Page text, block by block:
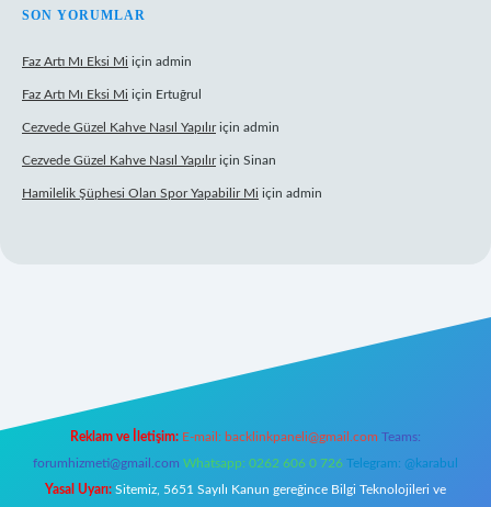
SON YORUMLAR
Faz Artı Mı Eksi Mi için admin
Faz Artı Mı Eksi Mi için Ertuğrul
Cezvede Güzel Kahve Nasıl Yapılıriçin admin
Cezvede Güzel Kahve Nasıl Yapılıriçin Sinan
Hamilelik Şüphesi Olan Spor Yapabilir Mi için admin
betexper.xyz
Reklam ve İletişim: E-mail: backlinkpaneli@gmail.com Teams:
forumhizmeti@gmail.com Whatsapp: 0262 606 0 726 Telegram: @karabul
Yasal Uyarı: Sitemiz, 5651 Sayılı Kanun gereğince Bilgi Teknolojileri ve